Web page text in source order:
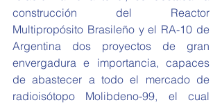
construcción del Reactor
Multipropósito Brasileño y el RA-10 de
Argentina dos proyectos de gran
envergadura e importancia, capaces
de abastecer a todo el mercado de
radioisótopo Molibdeno-99, el cual